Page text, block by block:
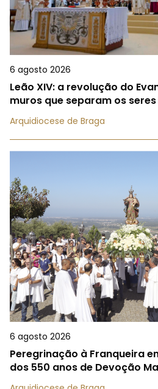
6 agosto 2026
Leão XIV: a revolução do
muros que separam os
Arquidiocese de Braga
6 agosto 2026
Peregrinação à Franqueira
dos 550 anos de Devoção